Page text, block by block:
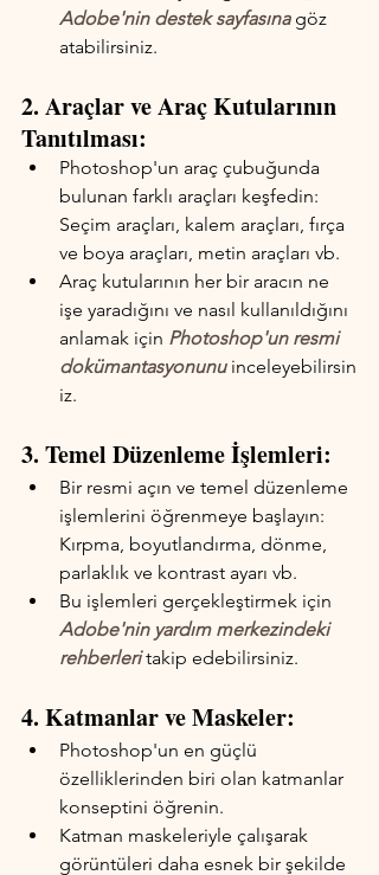
Adobe'nin destek sayfasına göz
atabilirsiniz.
2. Araçlar ve Araç Kutularının
Tanıtılması:
Photoshop'un araç çubuğunda
bulunan farklı araçları keşfedin:
Seçim araçları, kalem araçları, fırça
ve boya araçları, metin araçları vb.
Araç kutularının her bir aracın ne
işe yaradığını ve nasıl kullanıldığını
anlamak için Photoshop'un resmi
dokümantasyonunu inceleyebilirsin
iz.
3. Temel Düzenleme İşlemleri:
Bir resmi açın ve temel düzenleme
işlemlerini öğrenmeye başlayın:
Kırpma, boyutlandırma, dönme,
parlaklık ve kontrast ayarı vb.
Bu işlemleri gerçekleştirmek için
Adobe'nin yardım merkezindeki
rehberleri takip edebilirsiniz.
4. Katmanlar ve Maskeler:
Photoshop'un en güçlü
özelliklerinden biri olan katmanlar
konseptini öğrenin.
Katman maskeleriyle çalışarak
görüntüleri daha esnek bir şekilde